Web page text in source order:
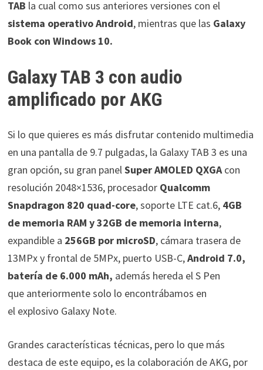
TAB la cual como sus anteriores versiones con el
sistema operativo Android, mientras que las Galaxy
Book con Windows 10.
Galaxy TAB 3 con audio
amplificado por AKG
Si lo que quieres es más disfrutar contenido multimedia
en una pantalla de 9.7 pulgadas, la Galaxy TAB 3 es una
gran opción, su gran panelSuper AMOLED QXGAcon
resolución 2048×1536, procesador Qualcomm
Snapdragon 820 quad-core, soporte LTE cat.6, 4GB
de memoria RAM y 32GB de memoria interna,
expandible a 256GB por microSD, cámara trasera de
13MPx y frontal de 5MPx, puerto USB-C,Android 7.0,
batería de 6.000 mAh, además hereda el S Pen
que anteriormente solo lo encontrábamos en
el explosivo Galaxy Note.
Grandes características técnicas, pero lo que más
destaca de este equipo, es la colaboración de AKG, por